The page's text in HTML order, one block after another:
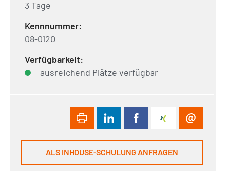
3 Tage
Kennnummer:
08-0120
Verfügbarkeit:
ausreichend Plätze verfügbar
ALS INHOUSE-SCHULUNG ANFRAGEN